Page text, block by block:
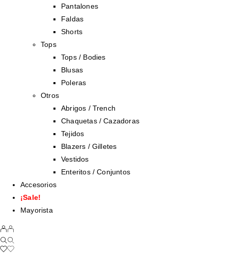
Pantalones
Faldas
Shorts
Tops
Tops / Bodies
Blusas
Poleras
Otros
Abrigos / Trench
Chaquetas / Cazadoras
Tejidos
Blazers / Gilletes
Vestidos
Enteritos / Conjuntos
Accesorios
¡Sale!
Mayorista